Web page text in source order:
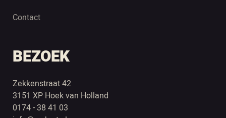
Contact
BEZOEK
Zekkenstraat 42
3151 XP Hoek van Holland
0174 - 38 41 03